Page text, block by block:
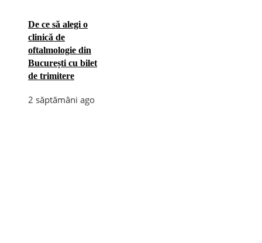
De ce să alegi o
clinică de
oftalmologie din
București cu bilet
de trimitere
2 săptămâni ago